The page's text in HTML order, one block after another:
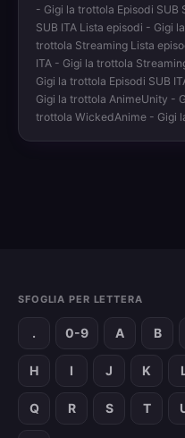
- Gigi la trottola Episodi SUB
SUB ITA Lista episodi - Gigi
trottola Streaming Lista
ITA - Gigi la trottola
Gigi la trottola Episodi SUB
Gigi la trottola AnimeUnity -
trottola WickedAnime - Gigi
SFOGLIA PER LETTERA
. 0-9 A B
H I J K
Q R S T